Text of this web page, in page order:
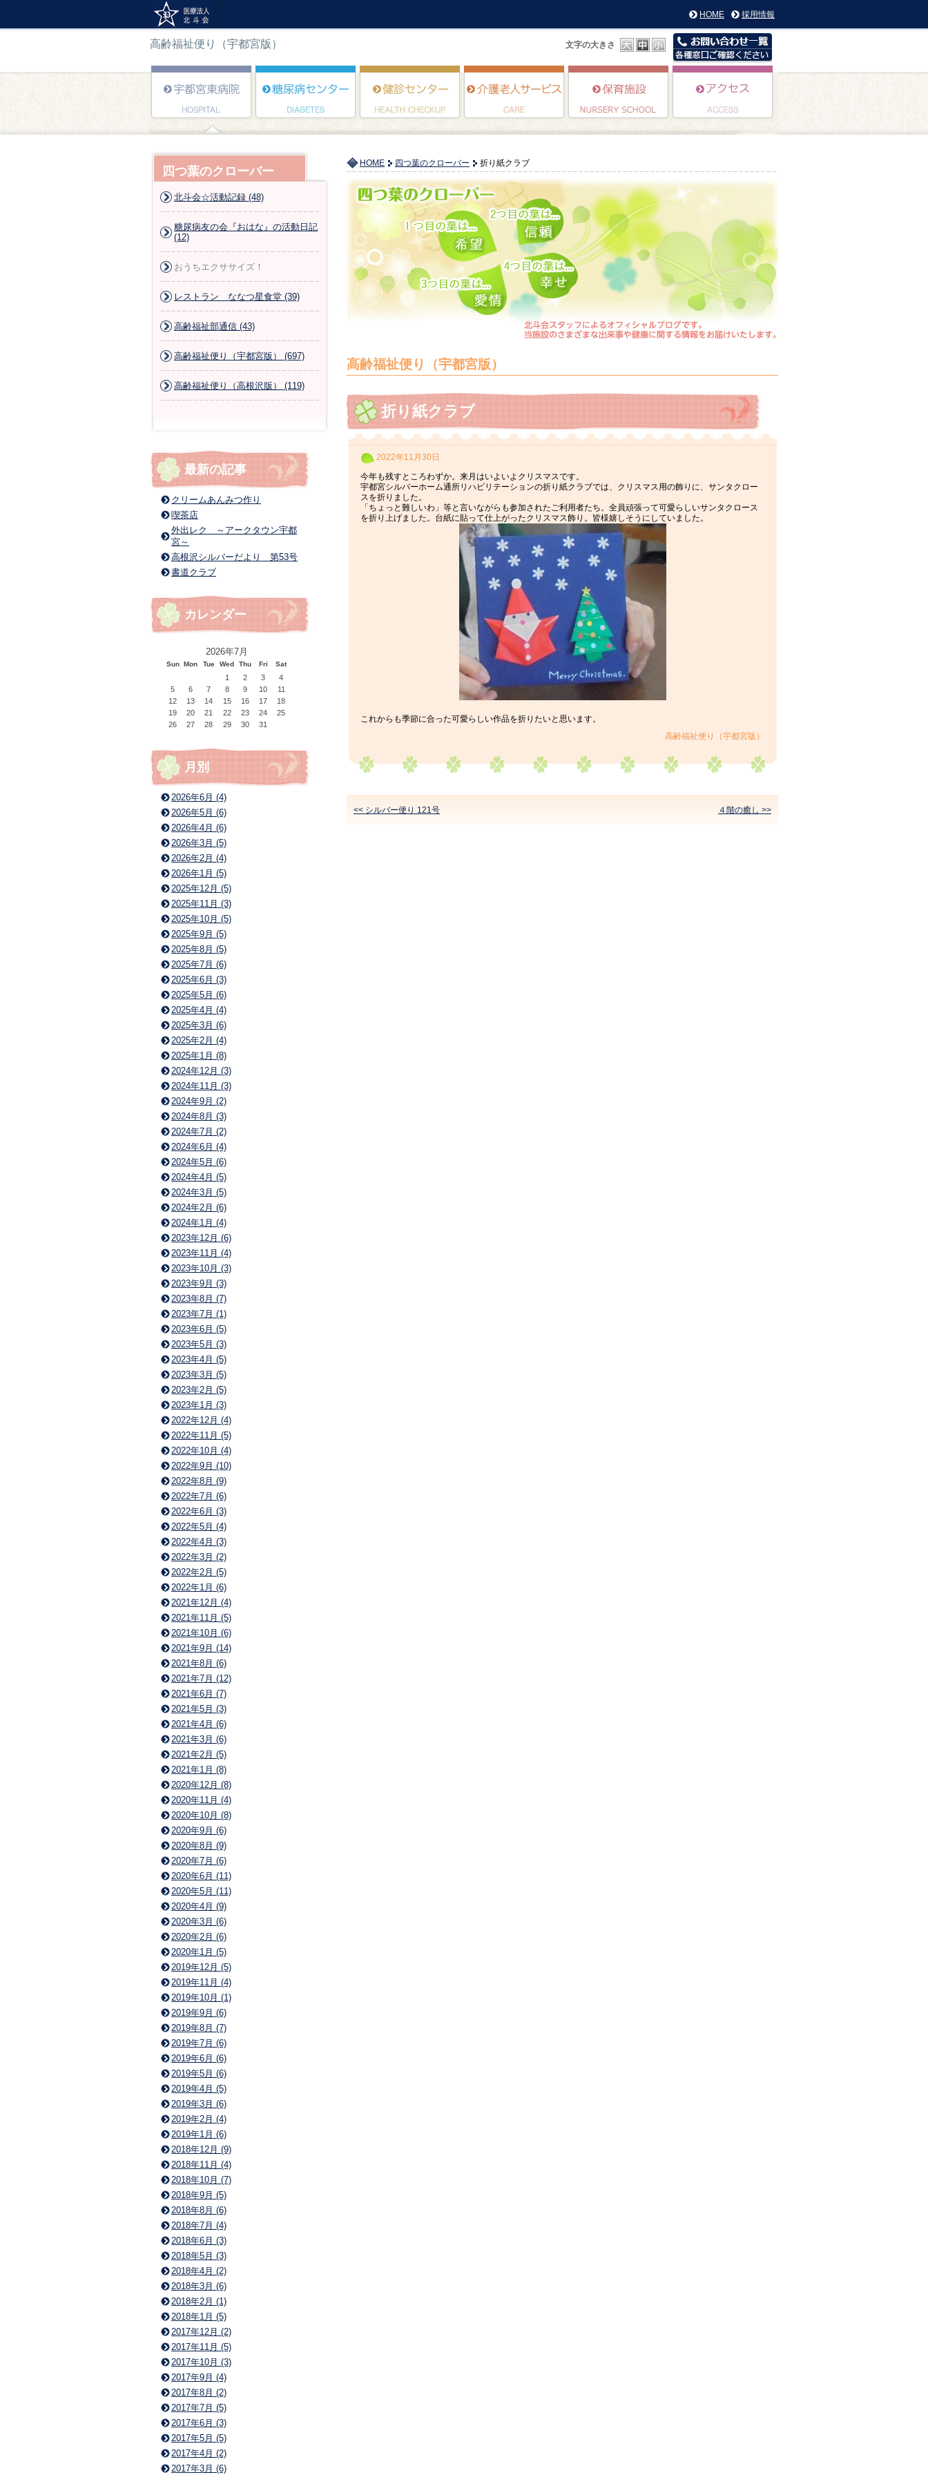
HOME 採用情報
高齢福祉便り（宇都宮版） 文字の大きさ
HOME 四つ葉のクローバー 折り紙クラブ
高齢福祉便り（宇都宮版）
折り紙クラブ
2022年11月30日
今年も残すところわずか。来月はいよいよクリスマスです。
宇都宮シルバーホーム通所リハビリテーションの折り紙クラブでは、クリスマス用の飾りに、サンタクロー
スを折りました。
「ちょっと難しいわ」等と言いながらも参加されたご利用者たち。全員頑張って可愛らしいサンタクロース
を折り上げました。台紙に貼って仕上がったクリスマス飾り。皆様嬉しそうにしていました。
これからも季節に合った可愛らしい作品を折りたいと思います。
高齢福祉便り（宇都宮版）
<< シルバー便り 121号 ４階の癒し >>
四つ葉のクローバー
北斗会☆活動記録 (48)
糖尿病友の会『おはな』の活動日記
(12)
おうちエクササイズ！
レストラン ななつ星食堂 (39)
高齢福祉部通信 (43)
高齢福祉便り（宇都宮版） (697)
高齢福祉便り（高根沢版） (119)
最新の記事
クリームあんみつ作り
喫茶店
外出レク ～アークタウン宇都
宮～
高根沢シルバーだより 第53号
書道クラブ
カレンダー
2026年7月
Sun Mon Tue Wed Thu Fri Sat
1 2 3
4
5
6 7 8 9 10
11
12
13 14 15 16 17
18
19
20 21 22 23 24
25
26
27 28 29 30 31
月別
2026年6月 (4)
2026年5月 (6)
2026年4月 (6)
2026年3月 (5)
2026年2月 (4)
2026年1月 (5)
2025年12月 (5)
2025年11月 (3)
2025年10月 (5)
2025年9月 (5)
2025年8月 (5)
2025年7月 (6)
2025年6月 (3)
2025年5月 (6)
2025年4月 (4)
2025年3月 (6)
2025年2月 (4)
2025年1月 (8)
2024年12月 (3)
2024年11月 (3)
2024年9月 (2)
2024年8月 (3)
2024年7月 (2)
2024年6月 (4)
2024年5月 (6)
2024年4月 (5)
2024年3月 (5)
2024年2月 (6)
2024年1月 (4)
2023年12月 (6)
2023年11月 (4)
2023年10月 (3)
2023年9月 (3)
2023年8月 (7)
2023年7月 (1)
2023年6月 (5)
2023年5月 (3)
2023年4月 (5)
2023年3月 (5)
2023年2月 (5)
2023年1月 (3)
2022年12月 (4)
2022年11月 (5)
2022年10月 (4)
2022年9月 (10)
2022年8月 (9)
2022年7月 (6)
2022年6月 (3)
2022年5月 (4)
2022年4月 (3)
2022年3月 (2)
2022年2月 (5)
2022年1月 (6)
2021年12月 (4)
2021年11月 (5)
2021年10月 (6)
2021年9月 (14)
2021年8月 (6)
2021年7月 (12)
2021年6月 (7)
2021年5月 (3)
2021年4月 (6)
2021年3月 (6)
2021年2月 (5)
2021年1月 (8)
2020年12月 (8)
2020年11月 (4)
2020年10月 (8)
2020年9月 (6)
2020年8月 (9)
2020年7月 (6)
2020年6月 (11)
2020年5月 (11)
2020年4月 (9)
2020年3月 (6)
2020年2月 (6)
2020年1月 (5)
2019年12月 (5)
2019年11月 (4)
2019年10月 (1)
2019年9月 (6)
2019年8月 (7)
2019年7月 (6)
2019年6月 (6)
2019年5月 (6)
2019年4月 (5)
2019年3月 (6)
2019年2月 (4)
2019年1月 (6)
2018年12月 (9)
2018年11月 (4)
2018年10月 (7)
2018年9月 (5)
2018年8月 (6)
2018年7月 (4)
2018年6月 (3)
2018年5月 (3)
2018年4月 (2)
2018年3月 (6)
2018年2月 (1)
2018年1月 (5)
2017年12月 (2)
2017年11月 (5)
2017年10月 (3)
2017年9月 (4)
2017年8月 (2)
2017年7月 (5)
2017年6月 (3)
2017年5月 (5)
2017年4月 (2)
2017年3月 (6)